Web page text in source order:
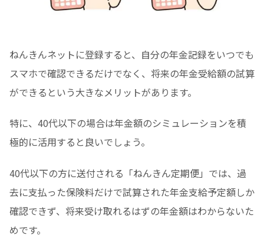
ねんきんネットに登録すると、自分の年金記録をいつでも
スマホで確認できるだけでなく、将来の年金受給額の試算
ができるという大きなメリットがあります。
特に、40代以下の場合は年金額のシミュレーションを積
極的に活用すると良いでしょう。
40代以下の方に送付される「ねんきん定期便」では、過
去に支払った保険料だけで試算された年金支給予定額しか
確認できず、将来受け取れるはずの年金額はわからないた
めです。